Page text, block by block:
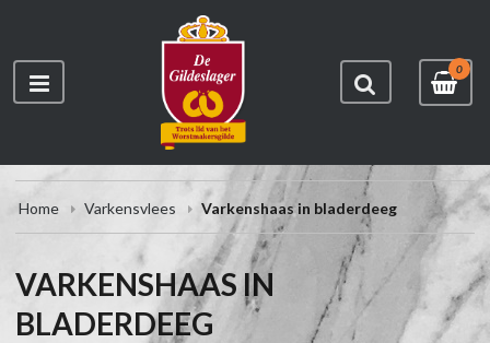
0
Home Varkensvlees Varkenshaas in bladerdeeg
VARKENSHAAS IN
BLADERDEEG